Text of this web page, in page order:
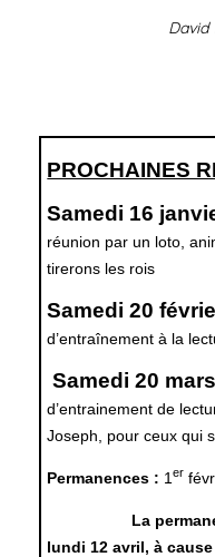
David
PROCHAINES
Samedi 16
réunion par un loto,
tirerons les rois
Samedi 20
d’entraînement à la
Samedi 20
d’entrainement de
Joseph, pour ceux qui
Permanences : 1er
La permanence
lundi 12 avril, à